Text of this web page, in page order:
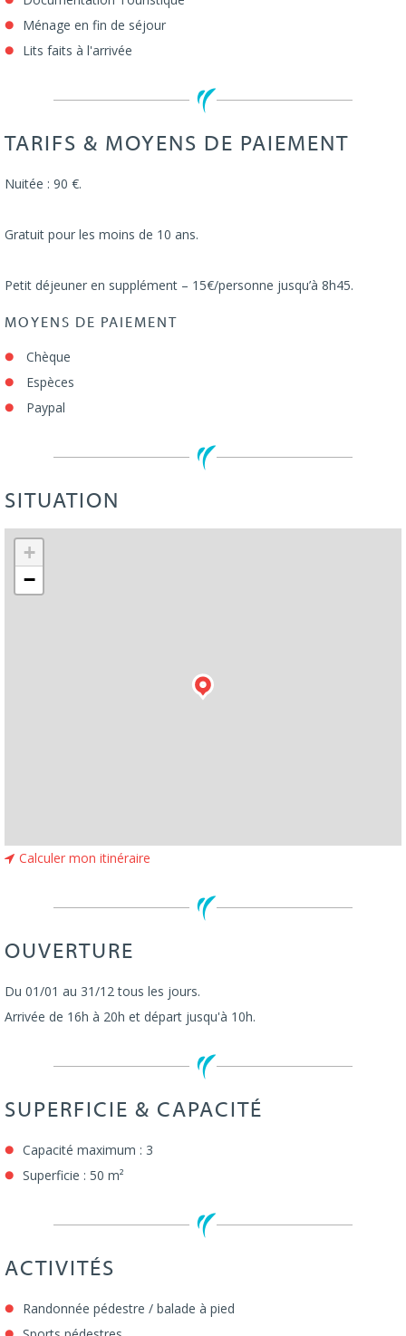
Ménage en fin de séjour
Lits faits à l'arrivée
TARIFS & MOYENS DE PAIEMENT
Nuitée : 90 €.
Gratuit pour les moins de 10 ans.
Petit déjeuner en supplément – 15€/personne jusqu’à 8h45.
MOYENS DE PAIEMENT
Chèque
Espèces
Paypal
SITUATION
+
−
Calculer mon itinéraire
OUVERTURE
Du 01/01 au 31/12 tous les jours.
Arrivée de 16h à 20h et départ jusqu'à 10h.
SUPERFICIE & CAPACITÉ
Capacité maximum : 3
Superficie : 50 m²
ACTIVITÉS
Randonnée pédestre / balade à pied